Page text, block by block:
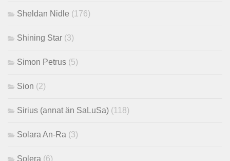
Sheldan Nidle (176)
Shining Star (3)
Simon Petrus (5)
Sion (2)
Sirius (annat än SaLuSa) (118)
Solara An-Ra (3)
Solera (6)